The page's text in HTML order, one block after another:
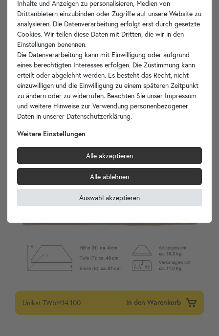
UnikatTWbM14.100 in den Warenkorb
Inhalte und Anzeigen zu personalisieren, Medien von
Drittanbietern einzubinden oder Zugriffe auf unsere Website zu
analysieren. Die Datenverarbeitung erfolgt erst durch gesetzte
Cookies. Wir teilen diese Daten mit Dritten, die wir in den
Einstellungen benennen.
Die Datenverarbeitung kann mit Einwilligung oder aufgrund
eines berechtigten Interesses erfolgen. Die Zustimmung kann
erteilt oder abgelehnt werden. Es besteht das Recht, nicht
einzuwilligen und die Einwilligung zu einem späteren Zeitpunkt
zu ändern oder zu widerrufen. Beachten Sie unser Impressum
und weitere Hinweise zur Verwendung personenbezogener
Daten in unserer Daten­schutz­erklärung.
Weitere Einstellungen
Alle akzeptieren
Alle ablehnen
Auswahl akzeptieren